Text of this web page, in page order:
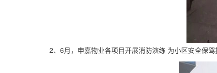
2、6月，申嘉物业各项目开展消防演练 为小区安全保驾